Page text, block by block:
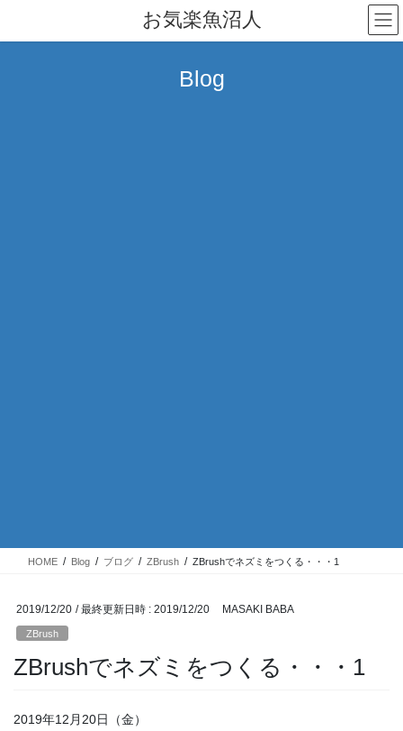
テ
ゲ
お気楽魚沼人
Blog
HOME Blog ブログ ZBrush ZBrushでネズミをつくる・・・1
2019/12/20 / 最終更新日時 : 2019/12/20 MASAKI BABA
ZBrush
ZBrushでネズミをつくる・・・1
2019年12月20日（金）